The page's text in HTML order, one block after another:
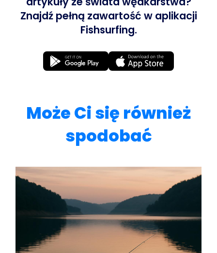
Znajdź pełną zawartość w aplikacji
Fishsurfing.
Może Ci się również
spodobać